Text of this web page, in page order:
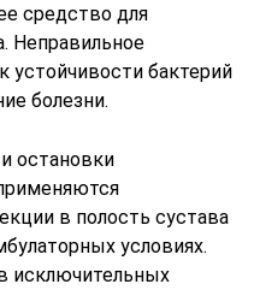
средство для
Неправильное
устойчивости бактерий
болезни.
остановки
в полость сустава
условиях.
исключительных